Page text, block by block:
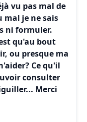
vu pas mal de
mal je ne sais
ni formuler.
qu'au bout
ou presque ma
Ce qu'il
consulter
Merci